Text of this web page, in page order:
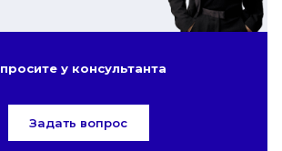
у консультанта
Задать вопрос